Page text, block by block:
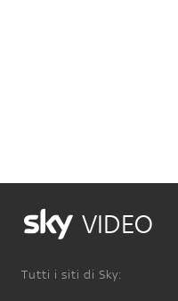
VIDEO
Tutti i siti di Sky: